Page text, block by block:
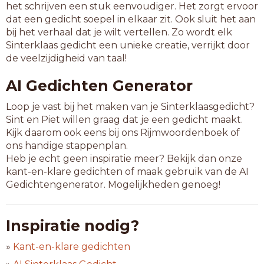
het schrijven een stuk eenvoudiger. Het zorgt ervoor
dat een gedicht soepel in elkaar zit. Ook sluit het aan
bij het verhaal dat je wilt vertellen. Zo wordt elk
Sinterklaas gedicht een unieke creatie, verrijkt door
de veelzijdigheid van taal!
AI Gedichten Generator
Loop je vast bij het maken van je Sinterklaasgedicht?
Sint en Piet willen graag dat je een gedicht maakt.
Kijk daarom ook eens bij ons Rijmwoordenboek of
ons handige stappenplan.
Heb je echt geen inspiratie meer? Bekijk dan onze
kant-en-klare gedichten of maak gebruik van de AI
Gedichtengenerator. Mogelijkheden genoeg!
Inspiratie nodig?
» Kant-en-klare gedichten